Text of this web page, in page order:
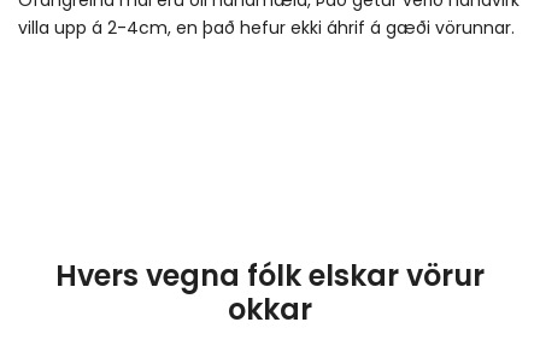
villa upp á 2-4cm, en það hefur ekki áhrif á gæði vörunnar.
Hvers vegna fólk elskar vörur
okkar